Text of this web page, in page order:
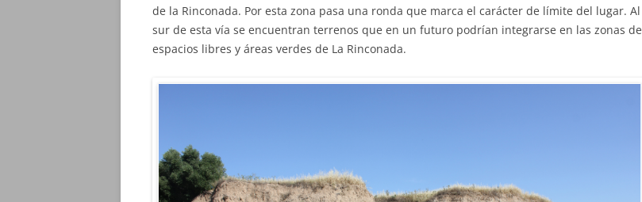
de la Rinconada. Por esta zona pasa una ronda que marca el carácter de límite del lugar. Al
sur de esta vía se encuentran terrenos que en un futuro podrían integrarse en las zonas de
espacios libres y áreas verdes de La Rinconada.